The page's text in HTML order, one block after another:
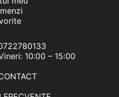
10:00 – 15:00